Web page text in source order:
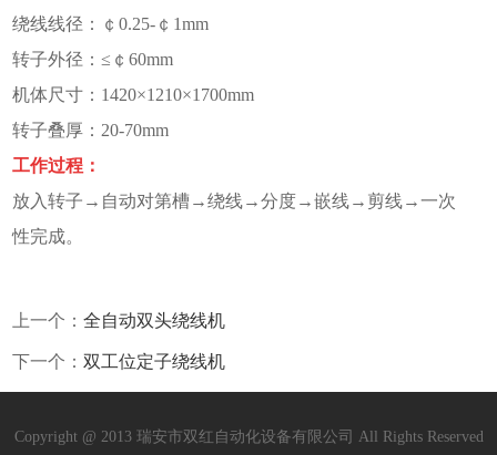
绕线线径：￠0.25-￠1mm
转子外径：≤￠60mm
机体尺寸：1420×1210×1700mm
转子叠厚：20-70mm
工作过程：
放入转子→自动对第槽→绕线→分度→嵌线→剪线→一次
性完成。
上一个：全自动双头绕线机
下一个：双工位定子绕线机
Copyright @ 2013 瑞安市双红自动化设备有限公司 All Rights Reserved